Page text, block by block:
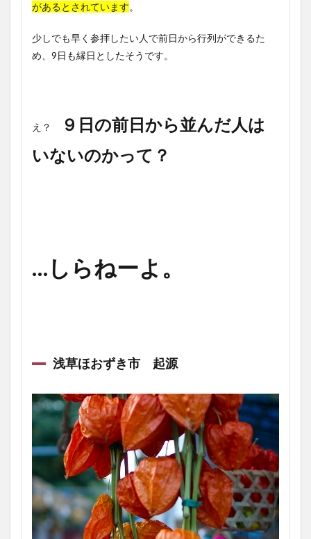
があるとされています。
少しでも早く参拝したい人で前日から行列ができるた
め、9日も縁日としたそうです。
え？
９日の前日から並んだ人は
いないのかって？
…しらねーよ。
浅草ほおずき市 起源